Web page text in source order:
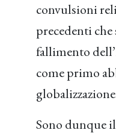
convulsioni
precedenti
fallimento
come primo
Sono dunque